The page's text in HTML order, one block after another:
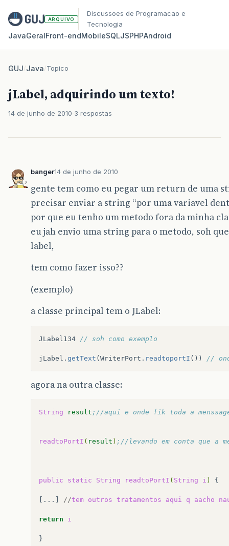
ARQUIVO
Discussoes de Programacao e
Tecnologia
JavaGeralFront‑endMobileSQLJSPHPAndroid
GUJ/Java/Topico
jLabel, adquirindo um texto!
14 de junho de 2010 3 respostas
banger14 de junho de 2010
gente tem como eu pegar um return de uma
precisar enviar a string “por uma variavel
por que eu tenho um metodo fora da minha
eu jah envio uma string para o metodo, soh
label,
tem como fazer isso??
(exemplo)
a classe principal tem o JLabel:
JLabel134 // soh como exemplo
jLabel . getText ( WriterPort . readtoportI ()) //
agora na outra classe:
String result ;//aqui e onde fik toda a
readtoPortI ( result ) ;//levando em conta que a
public static String readtoPortI ( String i ) {
[...] //tem outros tratamentos aqui q aacho
return i